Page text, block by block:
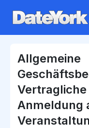
Allgemeine
Anmeldung